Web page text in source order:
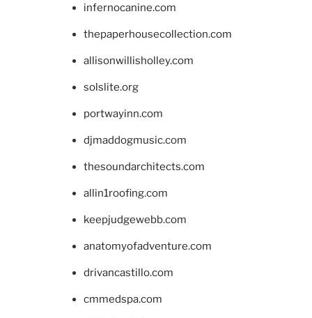
infernocanine.com
thepaperhousecollection.com
allisonwillisholley.com
solslite.org
portwayinn.com
djmaddogmusic.com
thesoundarchitects.com
allin1roofing.com
keepjudgewebb.com
anatomyofadventure.com
drivancastillo.com
cmmedspa.com